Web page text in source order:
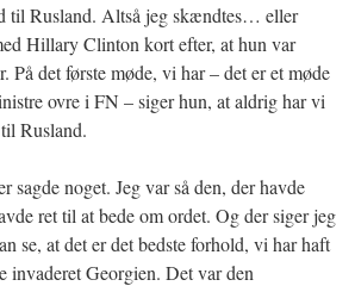
til Rusland. Altså jeg skændtes… eller
Hillary Clinton kort efter, at hun var
På det første møde, vi har – det er et møde
ovre i FN – siger hun, at aldrig har vi
Rusland.
sagde noget. Jeg var så den, der havde
ret til at bede om ordet. Og der siger jeg
se, at det er det bedste forhold, vi har haft
invaderet Georgien. Det var den